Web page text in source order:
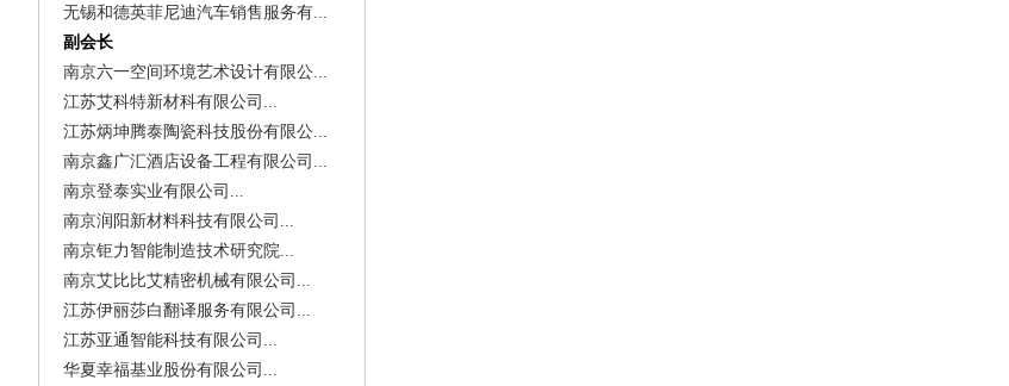
无锡和德英菲尼迪汽车销售服务有...
副会长
南京六一空间环境艺术设计有限公...
江苏艾科特新材科有限公司...
江苏炳坤腾泰陶瓷科技股份有限公...
南京鑫广汇酒店设备工程有限公司...
南京登泰实业有限公司...
南京润阳新材料科技有限公司...
南京钜力智能制造技术研究院...
南京艾比比艾精密机械有限公司...
江苏伊丽莎白翻译服务有限公司...
江苏亚通智能科技有限公司...
华夏幸福基业股份有限公司...